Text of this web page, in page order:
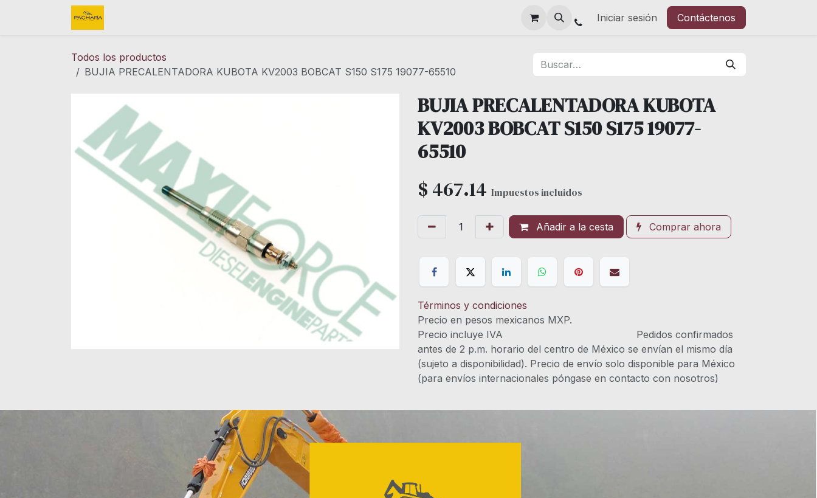
Iniciar sesión Contáctenos
Todos los productos
BUJIA PRECALENTADORA KUBOTA KV2003 BOBCAT S150 S175 19077-65510
BUJIA PRECALENTADORA KUBOTA
KV2003 BOBCAT S150 S175 19077-
65510
$ 467.14 Impuestos incluidos
Añadir a la cesta Comprar ahora
Términos y condiciones
Precio en pesos mexicanos MXP.
Precio incluye IVA Pedidos confirmados
antes de 2 p.m. horario del centro de México se envían el mismo día
(sujeto a disponibilidad). Precio de envío solo disponible para México
(para envíos internacionales póngase en contacto con nosotros)